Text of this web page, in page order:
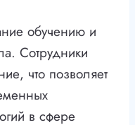
обучению и
Сотрудники
что позволяет
в сфере